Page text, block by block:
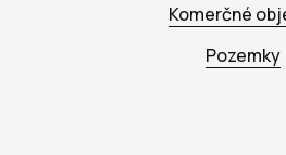
Komerčné
Pozemky